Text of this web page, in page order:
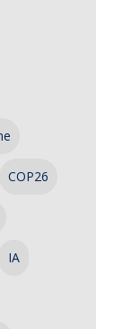
COP26
IA